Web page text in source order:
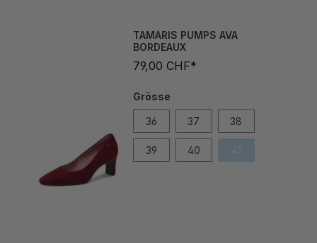
BORDEAUX
79,00 CHF*
39 40 41